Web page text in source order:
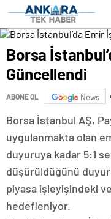
Borsa
Güncellendi
ABONE OL News
Borsa İstanbul AŞ,
uygulanmakta olan
duyuruya kadar 5:1
düşürüldüğünü
piyasa işleyişindeki
hedefleniyor.